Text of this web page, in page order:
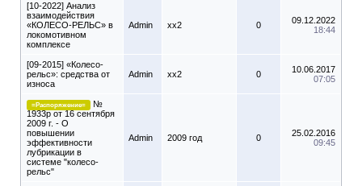
[10-2022] Анализ
взаимодействия
«КОЛЕСО-РЕЛЬС» в
локомотивном
комплексе
Admin xx2 0
09.12.2022
18:44
[09-2015] «Колесо-
рельс»: средства от
износа
Admin xx2 0
10.06.2017
07:05
=Распоряжение=
№
1933р от 16 сентября
2009 г. - О
повышении
эффективности
лубрикации в
системе "колесо-
рельс"
Admin 2009 год 0
25.02.2016
09:45